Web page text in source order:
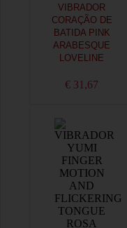
VIBRADOR
CORAÇÃO DE
BATIDA PINK
ARABESQUE
LOVELINE
€ 31,67